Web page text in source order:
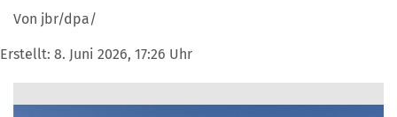
Von jbr/dpa/
Erstellt: 8. Juni 2026, 17:26 Uhr